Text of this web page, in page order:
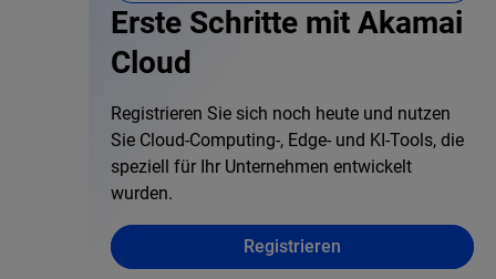
Erste Schritte mit Akamai
Cloud
Registrieren Sie sich noch heute und nutzen
Sie Cloud-Computing-, Edge- und KI-Tools, die
speziell für Ihr Unternehmen entwickelt
wurden.
Registrieren